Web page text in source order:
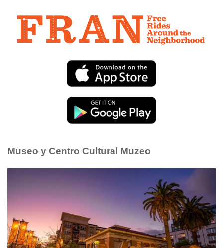
Museo y Centro Cultural Muzeo